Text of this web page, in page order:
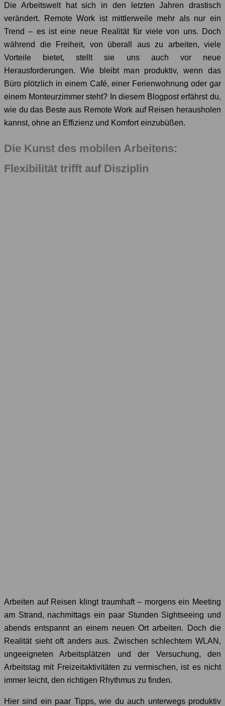
Die Arbeitswelt hat sich in den letzten Jahren drastisch
verändert. Remote Work ist mittlerweile mehr als nur ein
Trend – es ist eine neue Realität für viele von uns. Doch
während die Freiheit, von überall aus zu arbeiten, viele
Vorteile bietet, stellt sie uns auch vor neue
Herausforderungen. Wie bleibt man produktiv, wenn das
Büro plötzlich in einem Café, einer Ferienwohnung oder gar
einem Monteurzimmer steht? In diesem Blogpost erfährst du,
wie du das Beste aus Remote Work auf Reisen herausholen
kannst, ohne an Effizienz und Komfort einzubüßen.
Die Kunst des mobilen Arbeitens:
Flexibilität trifft auf Disziplin
Arbeiten auf Reisen klingt traumhaft – morgens ein Meeting
am Strand, nachmittags ein paar Stunden Sightseeing und
abends entspannt an einem neuen Ort arbeiten. Doch die
Realität sieht oft anders aus. Zwischen schlechtem WLAN,
ungeeigneten Arbeitsplätzen und der Versuchung, den
Arbeitstag mit Freizeitaktivitäten zu vermischen, ist es nicht
immer leicht, den richtigen Rhythmus zu finden.
Hier sind ein paar Tipps, wie du auch unterwegs produktiv